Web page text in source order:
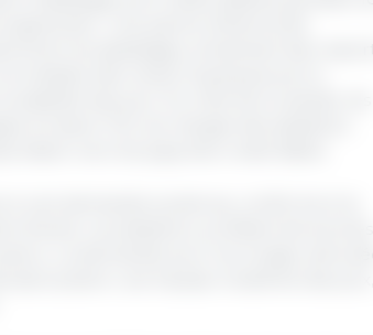
Une panne d’électricité
les abattages, entraînant des
dès mardi. Quelques porcs
stabilité des prix. Du côté de la viande, les
et dans l’UE, les marges des abattoirs
vers les pays tiers reste faible.
élevés. Les abattoirs, profitant de bonnes
La demande pour les longes,
soutenir une hausse modérée des prix,